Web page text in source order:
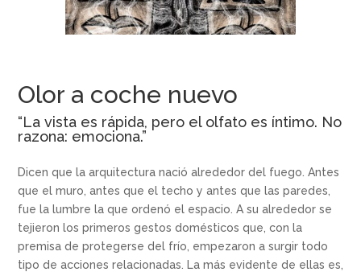
Olor a coche nuevo
“La vista es rápida, pero el olfato es íntimo. No
razona: emociona.”
Dicen que la arquitectura nació alrededor del fuego. Antes
que el muro, antes que el techo y antes que las paredes,
fue la lumbre la que ordenó el espacio. A su alrededor se
tejieron los primeros gestos domésticos que, con la
premisa de protegerse del frío, empezaron a surgir todo
tipo de acciones relacionadas. La más evidente de ellas es,